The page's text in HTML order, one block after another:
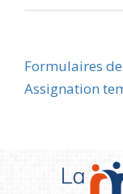
Formulaires de
Assignation